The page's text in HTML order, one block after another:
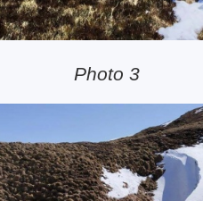
Photo 3